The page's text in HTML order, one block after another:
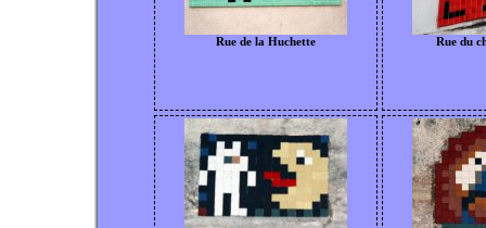
Rue de la Huchette Rue du